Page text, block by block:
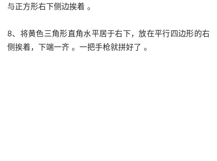
与正方形右下侧边挨着 。
8、将黄色三角形直角水平居于右下，放在平行四边形的右
侧挨着，下端一齐 。一把手枪就拼好了 。